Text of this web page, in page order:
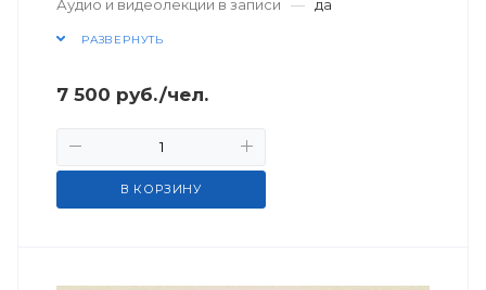
Аудио и видеолекции в записи
— да
РАЗВЕРНУТЬ
7 500 руб./чел.
В КОРЗИНУ